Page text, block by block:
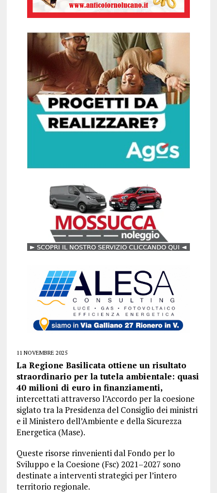
11 NOVEMBRE 2025
La Regione Basilicata ottiene un risultato
straordinario per la tutela ambientale: quasi
40 milioni di euro in finanziamenti,
intercettati attraverso l’Accordo per la coesione
siglato tra la Presidenza del Consiglio dei ministri
e il Ministero dell’Ambiente e della Sicurezza
Energetica (Mase).
Queste risorse rinvenienti dal Fondo per lo
Sviluppo e la Coesione (Fsc) 2021–2027 sono
destinate a interventi strategici per l’intero
territorio regionale.